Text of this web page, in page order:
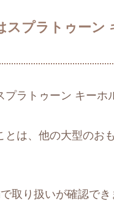
スプラトゥーン
ラトゥーン キーホ
とは、他の大型のお
取り扱いが確認で